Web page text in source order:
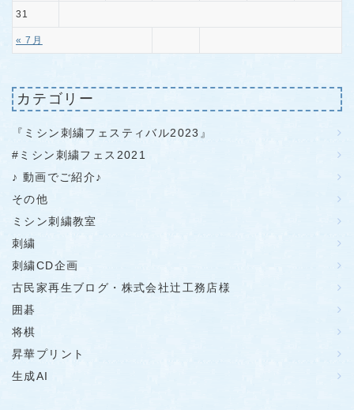
« 7月
31
カテゴリー
『ミシン刺繍フェスティバル2023』
#ミシン刺繍フェス2021
♪ 動画でご紹介♪
その他
ミシン刺繍教室
刺繍
刺繍CD企画
古民家再生ブログ・株式会社辻工務店様
囲碁
将棋
昇華プリント
生成AI